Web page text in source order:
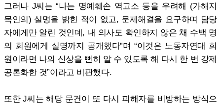
그러나 J씨는 “나는 명예훼손 역고소 등을 우려해 (가해지
목인의) 실명을 밝힌 적이 없고, 문제해결을 요구하며 담당
자에게만 알린 것인데, 내 의사도 확인하지 않은 채 수백 명
의 회원에게 실명까지 공개했다”며 “이것은 노동자연대 회
원이라면 나의 신상을 뻔히 알 수 있도록 해 다시 한 번 강제
공론화한 것”이라고 비판했다.
또한 J씨는 해당 문건이 또 다시 피해자를 비방하는 방식으